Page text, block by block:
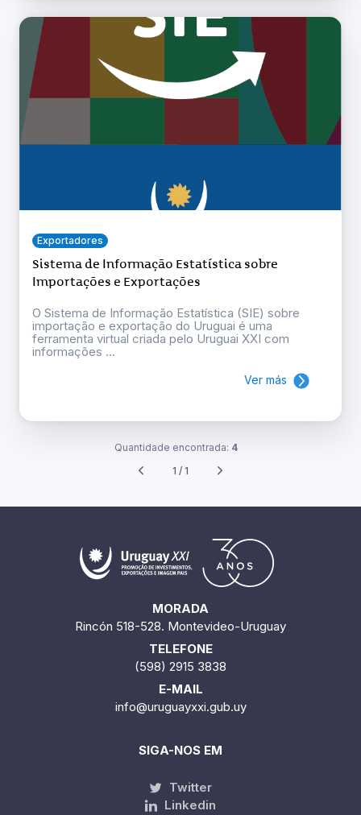
Exportadores
Sistema de Informação Estatística sobre
Importações e Exportações
O Sistema de Informação Estatística (SIE) sobre
importação e exportação do Uruguai é uma
ferramenta virtual criada pelo Uruguai XXI com
informações ...
Ver más
Quantidade encontrada: 4
1 / 1
MORADA
Rincón 518-528. Montevideo-Uruguay
TELEFONE
(598) 2915 3838
E-MAIL
info@uruguayxxi.gub.uy
SIGA-NOS EM
Twitter
Linkedin